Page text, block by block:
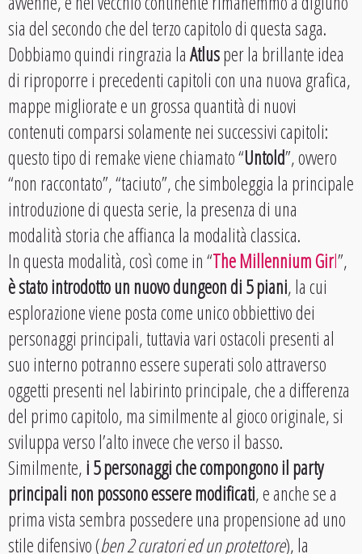
sia del secondo che del terzo capitolo di questa saga.
Dobbiamo quindi ringrazia laAtlusper la brillante idea
di riproporre i precedenti capitoli con una nuova grafica,
mappe migliorate e un grossa quantità di nuovi
contenuti comparsi solamente nei successivi capitoli:
questo tipo di remake viene chiamato “Untold”, ovvero
“non raccontato”, “taciuto”, che simboleggia la principale
introduzione di questa serie, la presenza di una
modalità storia che affianca la modalità classica.
In questa modalità, così come in “The Millennium Girl”,
è stato introdotto un nuovo dungeon di 5 piani, la cui
esplorazione viene posta come unico obbiettivo dei
personaggi principali, tuttavia vari ostacoli presenti al
suo interno potranno essere superati solo attraverso
oggetti presenti nel labirinto principale, che a differenza
del primo capitolo, ma similmente al gioco originale, si
sviluppa verso l’alto invece che verso il basso.
Similmente,i 5 personaggi che compongono il party
principali non possono essere modificati, e anche se a
prima vista sembra possedere una propensione ad uno
stile difensivo (ben 2 curatori ed un protettore), la